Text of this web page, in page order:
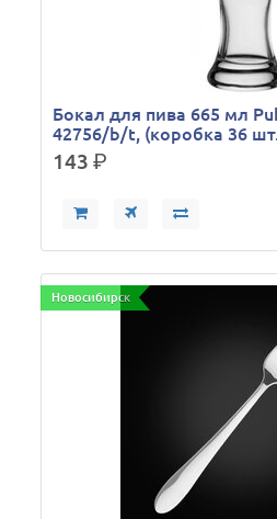
Бокал для пива 665 мл
42756/b/t, (коробка 36
143р.
Новосибирск